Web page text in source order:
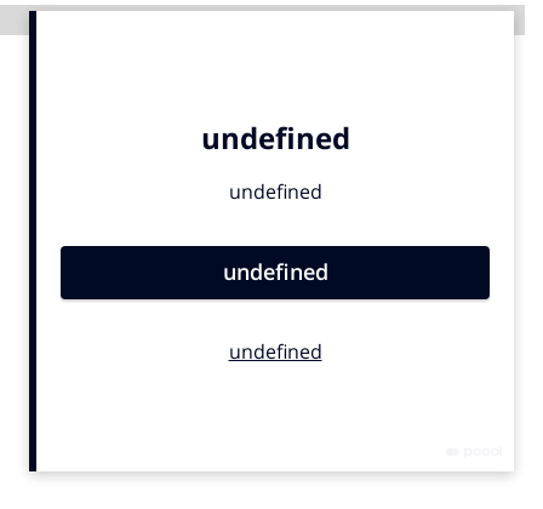
Academy
Carriere
Contentmarketing
Digital transformation